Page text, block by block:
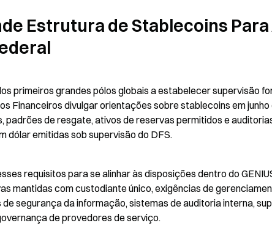
Estrutura de Stablecoins
primeiros grandes pólos globais a estabelecer supervisão
Financeiros divulgar orientações sobre stablecoins em
padrões de resgate, ativos de reservas permitidos e
dólar emitidas sob supervisão do DFS.
requisitos para se alinhar às disposições dentro do
mantidas com custodiante único, exigências de
segurança da informação, sistemas de auditoria interna,
de provedores de serviço.